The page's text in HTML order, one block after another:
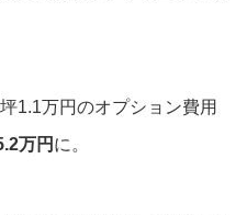
1.1万円のオプション費用
万円 に。